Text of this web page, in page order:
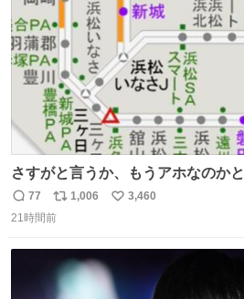
さすがと言うか、もうアホなのかと
返
信
77
リ
ポ
ト
数
1,006
い
3,460
21時間前